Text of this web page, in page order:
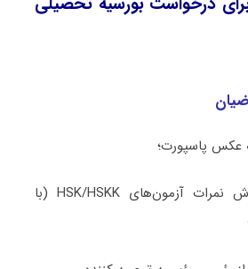
۲) اسکن گزارش نمرات آزمون‌های HSK/HSKK (با